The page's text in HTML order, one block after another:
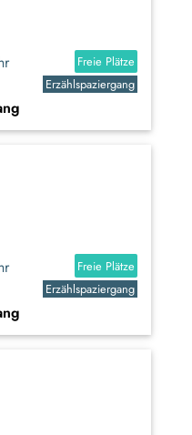
Freie Plätze
Erzählspaziergang
Freie Plätze
Erzählspaziergang